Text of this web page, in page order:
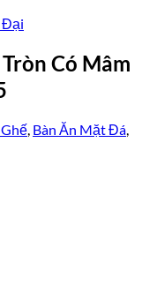
Đại
Có Mâm
, Bàn Ăn Mặt Đá,